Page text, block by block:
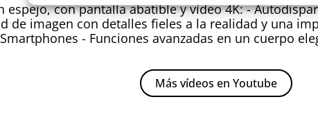
espejo, con pantalla abatible y vídeo 4K: -
de imagen con detalles fieles a la realidad y una
- Funciones avanzadas en un cuerpo
Más vídeos en Youtube